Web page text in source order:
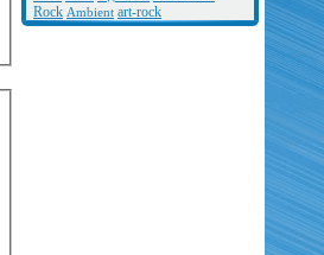
Rock Ambient art-rock